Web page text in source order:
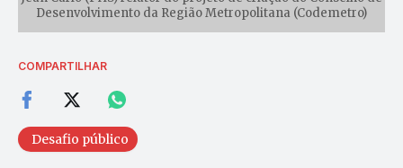
Desenvolvimento da Região Metropolitana (Codemetro)
COMPARTILHAR
Desafio público